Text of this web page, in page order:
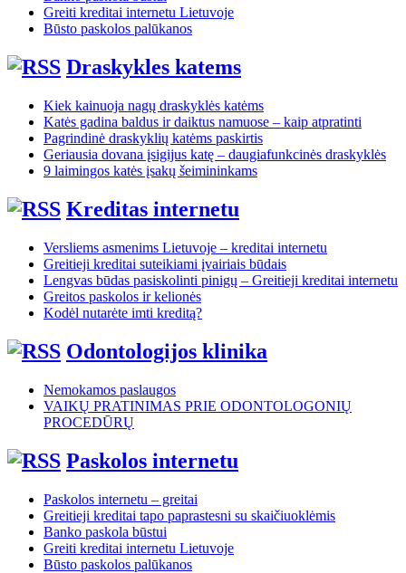
Greiti kreditai internetu Lietuvoje
Būsto paskolos palūkanos
Draskykles katems
Kiek kainuoja nagų draskyklės katėms
Katės gadina baldus ir daiktus namuose – kaip atpratinti
Pagrindinė draskyklių katėms paskirtis
Geriausia dovana įsigijus katę – daugiafunkcinės draskyklės
9 laimingos katės įsakų šeimininkams
Kreditas internetu
Versliems asmenims Lietuvoje – kreditai internetu
Greitieji kreditai suteikiami įvairiais būdais
Lengvas būdas pasiskolinti pinigų – Greitieji kreditai internetu
Greitos paskolos ir kelionės
Kodėl nutarėte imti kreditą?
Odontologijos klinika
Nemokamos paslaugos
VAIKŲ PRATINIMAS PRIE ODONTOLOGONIŲ
PROCEDŪRŲ
Paskolos internetu
Paskolos internetu – greitai
Greitieji kreditai tapo paprastesni su skaičiuoklėmis
Banko paskola būstui
Greiti kreditai internetu Lietuvoje
Būsto paskolos palūkanos